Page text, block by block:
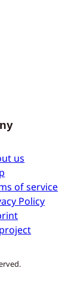
us
of service
Policy